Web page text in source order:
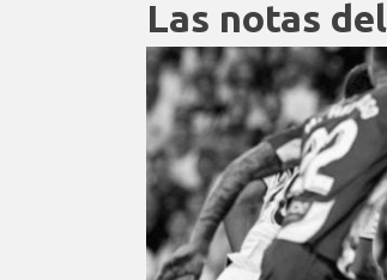
Las notas